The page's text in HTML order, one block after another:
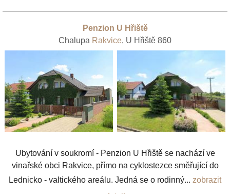
Penzion U Hřiště
Chalupa Rakvice, U Hřiště 860
Ubytování v soukromí - Penzion U Hřiště se nachází ve
vinařské obci Rakvice, přímo na cyklostezce směřující do
Lednicko - valtického areálu. Jedná se o rodinný... zobrazit